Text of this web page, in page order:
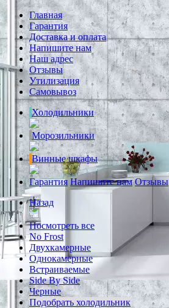
Главная
Гарантия
Доставка и оплата
Напишите нам
Наш адрес
Отзывы
Утилизация
Самовывоз
Холодильники
Морозильники
Винные шкафы
Гарантия Напишите нам Отзывы
Назад
Посмотреть все
No Frost
Двухкамерные
Однокамерные
Встраиваемые
Side By Side
Черные
Подобрать холодильник